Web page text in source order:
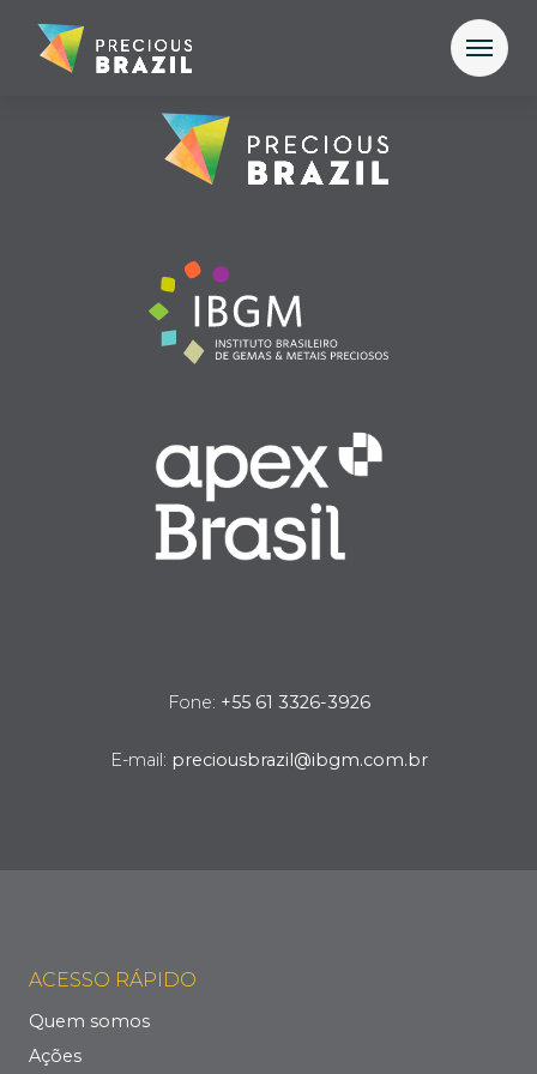
Fone: +55 61 3326-3926
E-mail: preciousbrazil@ibgm.com.br
ACESSO RÁPIDO
Quem somos
Ações